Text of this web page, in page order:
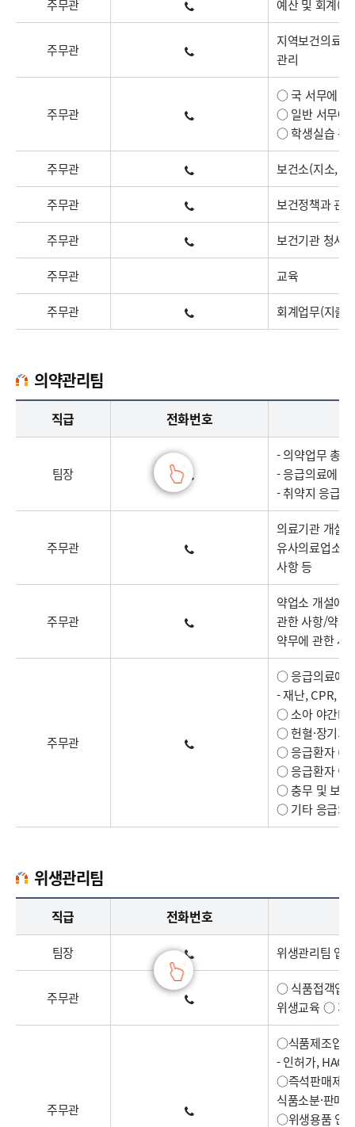
주무관 예산 및 회계(
주무관
지역보건의료
관리
주무관
○ 국 서무에 관
○ 일반 서무에
○ 학생실습 관
주무관 보건소(지소,
주무관 보건정책과 관
주무관 보건기관 청사
주무관 교육
주무관 회계업무(지출
의약관리팀
의약관리팀 업무담당자의 정보 : 직책, 전화번호, 주요업무로 구성
직급 전화번호
팀장
- 의약업무 총괄
- 응급의료에
- 취약지 응급
주무관
의료기관 개설
유사의료업소
사항 등
주무관
약업소 개설에
관한 사항/약사
약무에 관한 사
주무관
○ 응급의료에
- 재난, CPR,
○ 소아 야간휴
○ 헌혈·장기기
○ 응급환자 (전
○ 응급환자 이
○ 충무 및 보건
○ 기타 응급의
위생관리팀
위생관리팀 업무담당자의 정보 : 직책, 전화번호, 주요업무로 구성
직급 전화번호
팀장 위생관리팀 업
주무관
○ 식품접객업
위생교육 ○ 개
주무관
○식품제조업소
- 인허가,
○즉석판매제조
식품소분·판매
○위생용품 인